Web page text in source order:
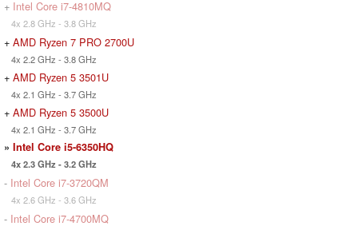
+ Intel Core i7-4810MQ
4x 2.8 GHz - 3.8 GHz
+ AMD Ryzen 7 PRO 2700U
4x 2.2 GHz - 3.8 GHz
+ AMD Ryzen 5 3501U
4x 2.1 GHz - 3.7 GHz
+ AMD Ryzen 5 3500U
4x 2.1 GHz - 3.7 GHz
» Intel Core i5-6350HQ
4x 2.3 GHz - 3.2 GHz
- Intel Core i7-3720QM
4x 2.6 GHz - 3.6 GHz
- Intel Core i7-4700MQ